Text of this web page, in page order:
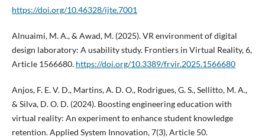
https://doi.org/10.46328/ijte.7001
Alnuaimi, M. A., & Awad, M. (2025). VR environment of digital
design laboratory: A usability study. Frontiers in Virtual Reality, 6,
Article 1566680. https://doi.org/10.3389/frvir.2025.1566680
Anjos, F. E. V. D., Martins, A. D. O., Rodrigues, G. S., Sellitto, M. A.,
& Silva, D. O. D. (2024). Boosting engineering education with
virtual reality: An experiment to enhance student knowledge
retention. Applied System Innovation, 7(3), Article 50.